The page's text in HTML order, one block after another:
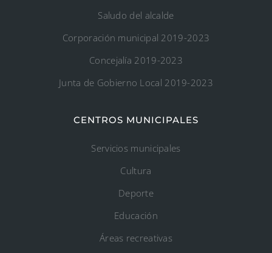
Saludo del alcalde
Corporación municipal 2019-2023
Concejalía 2019-2023
Junta de Gobierno Local 2019-2023
CENTROS MUNICIPALES
Servicios municipales
Cultura
Deporte
Educación
Áreas recreativas